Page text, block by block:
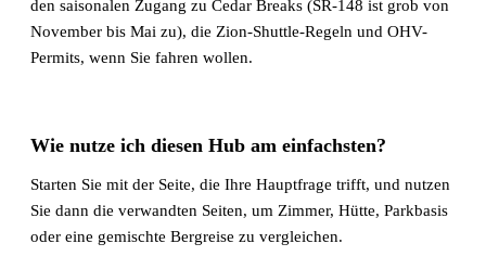
den saisonalen Zugang zu Cedar Breaks (SR-148 ist grob von
November bis Mai zu), die Zion-Shuttle-Regeln und OHV-
Permits, wenn Sie fahren wollen.
Wie nutze ich diesen Hub am einfachsten?
Starten Sie mit der Seite, die Ihre Hauptfrage trifft, und nutzen
Sie dann die verwandten Seiten, um Zimmer, Hütte, Parkbasis
oder eine gemischte Bergreise zu vergleichen.